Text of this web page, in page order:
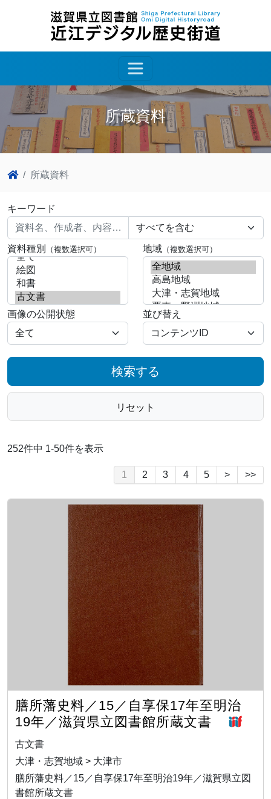
所蔵資料
所蔵資料
キーワード
資料種別 （複数選択可） 地域 （複数選択可）
画像の公開状態 並び替え
検索する
リセット
252件中 1-50件を表示
1 2 3 4 5 > >>
膳所藩史料／15／自享保17年至明治
19年／滋賀県立図書館所蔵文書
古文書
大津・志賀地域 > 大津市
膳所藩史料／15／自享保17年至明治19年／滋賀県立図
書館所蔵文書